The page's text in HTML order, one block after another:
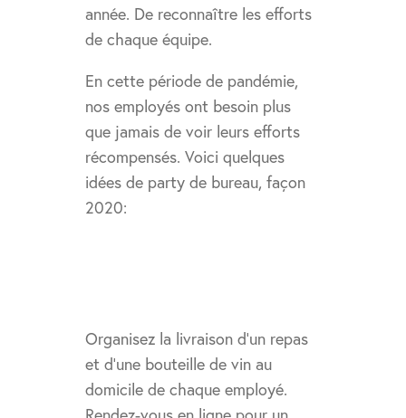
année. De reconnaître les efforts
de chaque équipe.
En cette période de pandémie,
nos employés ont besoin plus
que jamais de voir leurs efforts
récompensés. Voici quelques
idées de party de bureau, façon
2020:
Organisez la livraison d’un repas
et d’une bouteille de vin au
domicile de chaque employé.